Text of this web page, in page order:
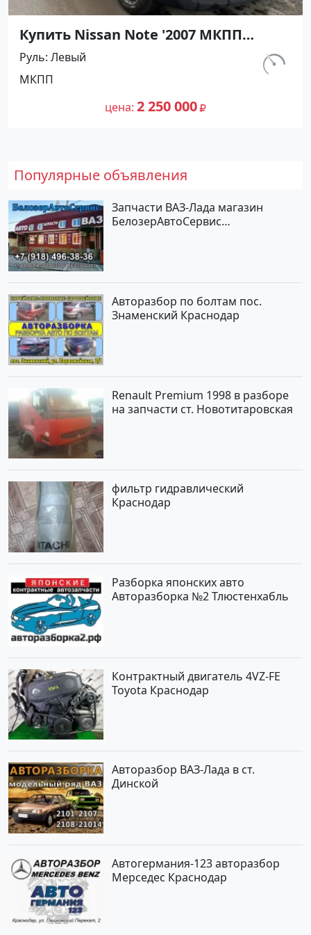
Купить Nissan Note '2007 МКПП
(1400/88 л.с.) Бензин инжектор
Рисовый цвет Синий Хетчбэк по
цене 2250000 рублей, объявление
№27444 на сайте Авторынок23
км.
Руль Левый
МКПП
цена 2 250 000
Популярные объявления
Запчасти ВАЗ-Лада магазин
БелозерАвтоСервис
Авторазбор по болтам пос.
Знаменский Краснодар
Renault Premium 1998 в разборе
на запчасти ст. Новотитаровская
фильтр гидравлический
Краснодар
Разборка японских авто
Авторазборка №2 Тлюстенхабль
Контрактный двигатель 4VZ-FE
Toyota Краснодар
Авторазбор ВАЗ-Лада в ст.
Динской
Автогермания-123 авторазбор
Мерседес Краснодар